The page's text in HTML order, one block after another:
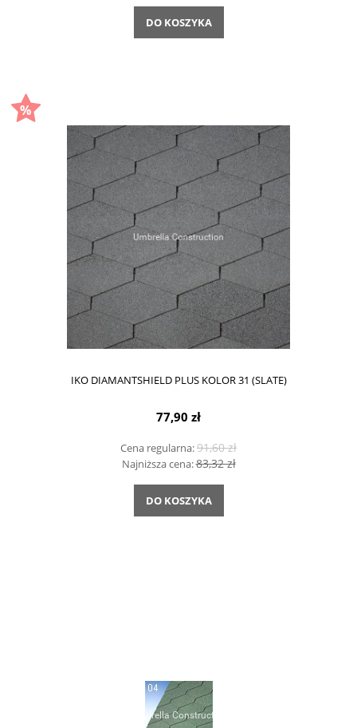
DO KOSZYKA
IKO DIAMANTSHIELD PLUS KOLOR 31 (SLATE)
77,90 zł
Cena regularna:91,60 zł
Najniższa cena:83,32 zł
DO KOSZYKA